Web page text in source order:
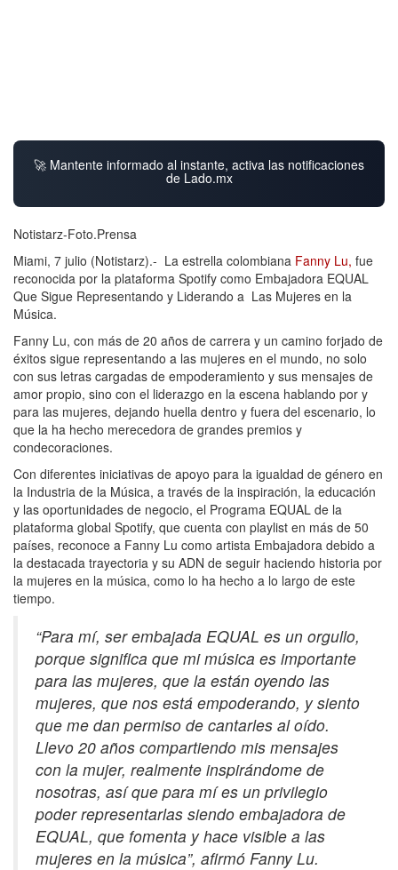
🚀 Mantente informado al instante, activa las notificaciones
de Lado.mx
Notistarz-Foto.Prensa
Miami, 7 julio (Notistarz).- La estrella colombiana Fanny Lu, fue
reconocida por la plataforma Spotify como Embajadora EQUAL
Que Sigue Representando y Liderando a Las Mujeres en la
Música.
Fanny Lu, con más de 20 años de carrera y un camino forjado de
éxitos sigue representando a las mujeres en el mundo, no solo
con sus letras cargadas de empoderamiento y sus mensajes de
amor propio, sino con el liderazgo en la escena hablando por y
para las mujeres, dejando huella dentro y fuera del escenario, lo
que la ha hecho merecedora de grandes premios y
condecoraciones.
Con diferentes iniciativas de apoyo para la igualdad de género en
la Industria de la Música, a través de la inspiración, la educación
y las oportunidades de negocio, el Programa EQUAL de la
plataforma global Spotify, que cuenta con playlist en más de 50
países, reconoce a Fanny Lu como artista Embajadora debido a
la destacada trayectoria y su ADN de seguir haciendo historia por
la mujeres en la música, como lo ha hecho a lo largo de este
tiempo.
“Para mí, ser embajada EQUAL es un orgullo,
porque significa que mi música es importante
para las mujeres, que la están oyendo las
mujeres, que nos está empoderando, y siento
que me dan permiso de cantarles al oído.
Llevo 20 años compartiendo mis mensajes
con la mujer, realmente inspirándome de
nosotras, así que para mí es un privilegio
poder representarlas siendo embajadora de
EQUAL, que fomenta y hace visible a las
mujeres en la música”, afirmó Fanny Lu.